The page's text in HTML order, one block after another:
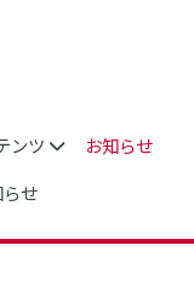
ンツ
お知らせ
せ